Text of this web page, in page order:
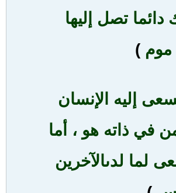
دائما تصل إليها
)
إليه الإنسان
في ذاته هو ، أما
لما لدىالآخرين